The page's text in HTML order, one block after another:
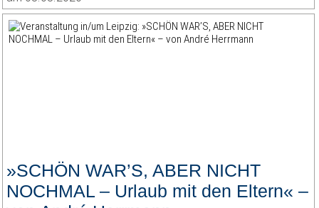
»SCHÖN WAR’S, ABER NICHT
NOCHMAL – Urlaub mit den Eltern« –